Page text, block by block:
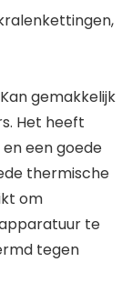
gemakkelijk
Het heeft
een goede
thermische
om
te
tegen